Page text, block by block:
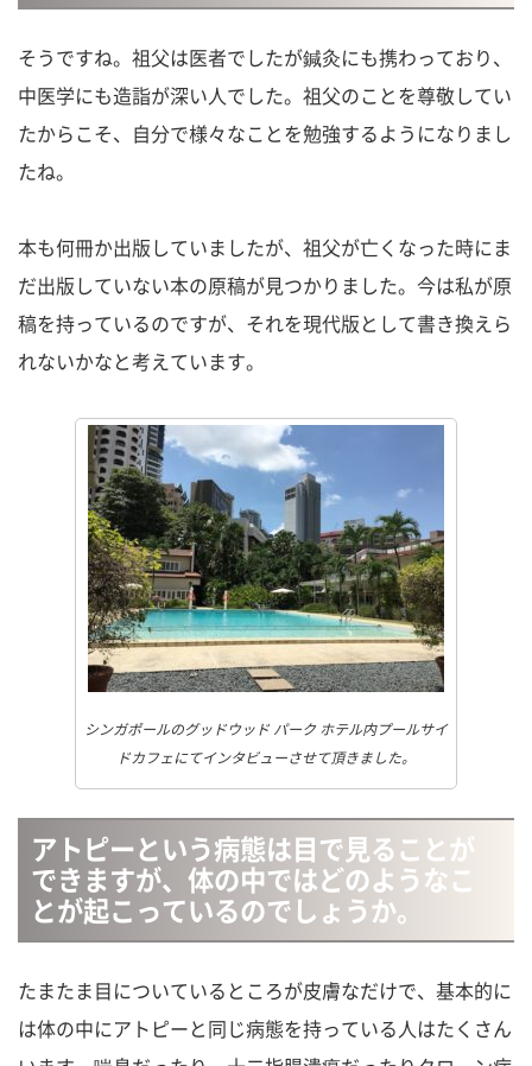
そうですね。祖父は医者でしたが鍼灸にも携わっており、
中医学にも造詣が深い人でした。祖父のことを尊敬してい
たからこそ、自分で様々なことを勉強するようになりまし
たね。
本も何冊か出版していましたが、祖父が亡くなった時にま
だ出版していない本の原稿が見つかりました。今は私が原
稿を持っているのですが、それを現代版として書き換えら
れないかなと考えています。
シンガポールのグッドウッド パーク ホテル内プールサイ
ドカフェにてインタビューさせて頂きました。
アトピーという病態は目で見ることが
できますが、体の中ではどのようなこ
とが起こっているのでしょうか。
たまたま目についているところが皮膚なだけで、基本的に
は体の中にアトピーと同じ病態を持っている人はたくさん